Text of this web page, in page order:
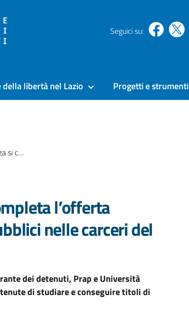
Seguici su:
della libertà nel Lazio Progetti e strumenti
carceri del lazio
l’offerta
nelle carceri del
dei detenuti, Prap e Università
di studiare e conseguire titoli di